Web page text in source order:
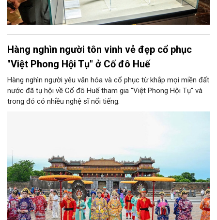
Hàng nghìn người tôn vinh vẻ đẹp cổ phục
"Việt Phong Hội Tụ" ở Cố đô Huế
Hàng nghìn người yêu văn hóa và cổ phục từ khắp mọi miền đất
nước đã tụ hội về Cố đô Huế tham gia "Việt Phong Hội Tụ" và
trong đó có nhiều nghệ sĩ nổi tiếng.